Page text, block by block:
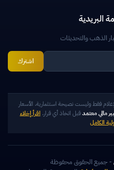
البريدية
الذهب والتحديثات
اشترك
فقط وليست نصيحة استثمارية. الأسعار
مالي معتمدقبل اتخاذ أي قرار. اقرأ إخلاء
الكامل
- جميع الحقوق محفوظة